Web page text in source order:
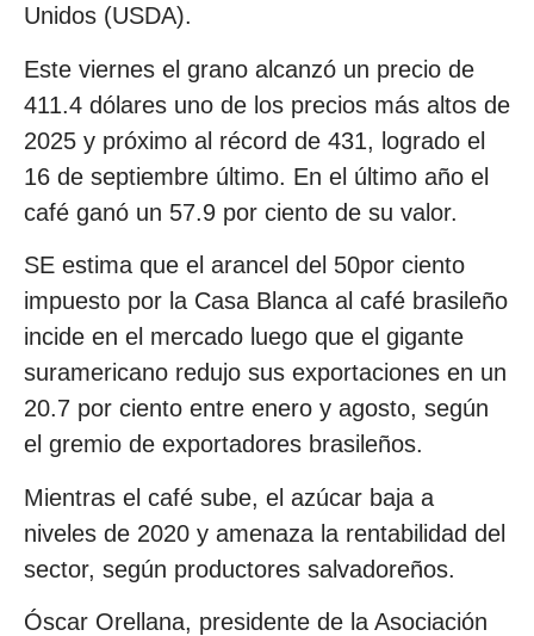
Unidos (USDA).
Este viernes el grano alcanzó un precio de
411.4 dólares uno de los precios más altos de
2025 y próximo al récord de 431, logrado el
16 de septiembre último. En el último año el
café ganó un 57.9 por ciento de su valor.
SE estima que el arancel del 50por ciento
impuesto por la Casa Blanca al café brasileño
incide en el mercado luego que el gigante
suramericano redujo sus exportaciones en un
20.7 por ciento entre enero y agosto, según
el gremio de exportadores brasileños.
Mientras el café sube, el azúcar baja a
niveles de 2020 y amenaza la rentabilidad del
sector, según productores salvadoreños.
Óscar Orellana, presidente de la Asociación